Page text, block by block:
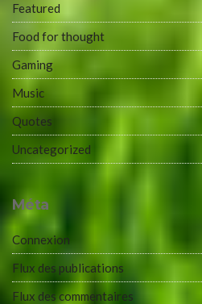
Featured
Food for thought
Gaming
Music
Quotes
Uncategorized
Méta
Connexion
Flux des publications
Flux des commentaires